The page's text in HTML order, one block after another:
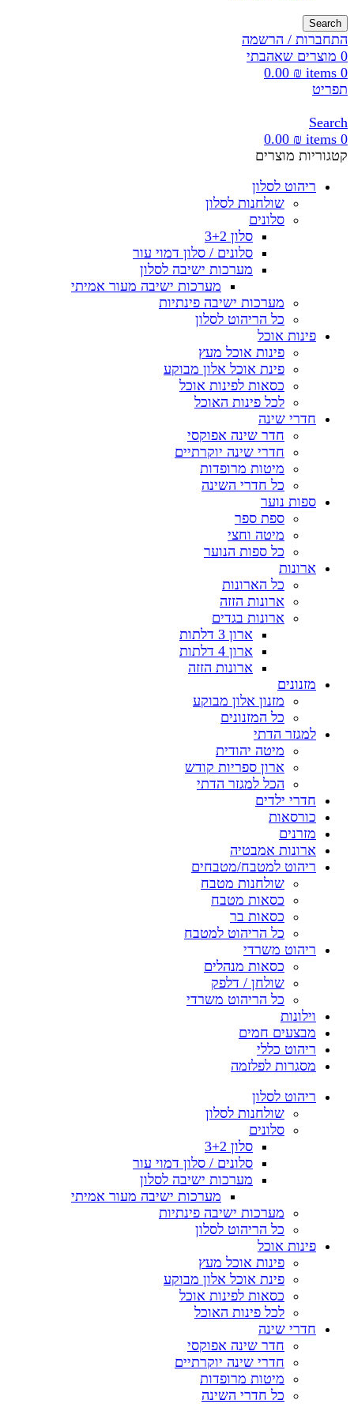
Search
התחברות / הרשמה
0 מוצרים שאהבתי
0
items
0.00 ₪
תפריט
Search
0
items
0.00 ₪
קטגוריות מוצרים
ריהוט לסלון
שולחנות לסלון
סלונים
סלון 3+2
סלונים / סלון דמוי עור
מערכות ישיבה לסלון
מערכות ישיבה מעור אמיתי
מערכות ישיבה פינתיות
כל הריהוט לסלון
פינות אוכל
פינות אוכל מעץ
פינת אוכל אלון מבוקע
כסאות לפינות אוכל
לכל פינות האוכל
חדרי שינה
חדר שינה אפוקסי
חדרי שינה יוקרתיים
מיטות מרופדות
כל חדרי השינה
ספות נוער
ספת ספר
מיטה וחצי
כל ספות הנוער
ארונות
כל הארונות
ארונות הזזה
ארונות בגדים
ארון 3 דלתות
ארון 4 דלתות
ארונות הזזה
מזנונים
מזנון אלון מבוקע
כל המזנונים
למגזר הדתי
מיטה יהודית
ארון ספריות קודש
הכל למגזר הדתי
חדרי ילדים
כורסאות
מזרנים
ארונות אמבטיה
ריהוט למטבח/מטבחים
שולחנות מטבח
כסאות מטבח
כסאות בר
כל הריהוט למטבח
ריהוט משרדי
כסאות מנהלים
שולחן / דלפק
כל הריהוט משרדי
וילונות
מבצעים חמים
ריהוט כללי
מסגרות לפלזמה
ריהוט לסלון
שולחנות לסלון
סלונים
סלון 3+2
סלונים / סלון דמוי עור
מערכות ישיבה לסלון
מערכות ישיבה מעור אמיתי
מערכות ישיבה פינתיות
כל הריהוט לסלון
פינות אוכל
פינות אוכל מעץ
פינת אוכל אלון מבוקע
כסאות לפינות אוכל
לכל פינות האוכל
חדרי שינה
חדר שינה אפוקסי
חדרי שינה יוקרתיים
מיטות מרופדות
כל חדרי השינה